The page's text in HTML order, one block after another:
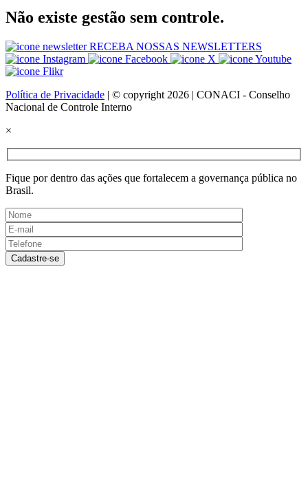
Não existe gestão sem controle.
RECEBA NOSSAS NEWSLETTERS
Política de Privacidade | © copyright 2026 | CONACI - Conselho
Nacional de Controle Interno
×
Fique por dentro das ações que fortalecem a governança pública no
Brasil.